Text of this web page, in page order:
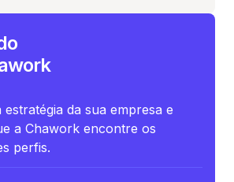
estratégia da sua empresa e
a Chawork encontre os
perfis.